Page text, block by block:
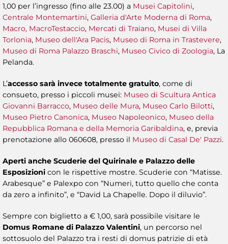
1,00 per l’ingresso (fino alle 23.00) a Musei Capitolini,
Centrale Montemartini, Galleria d'Arte Moderna di Roma,
Macro, MacroTestaccio, Mercati di Traiano, Musei di Villa
Torlonia, Museo dell'Ara Pacis, Museo di Roma in Trastevere,
Museo di Roma Palazzo Braschi, Museo Civico di Zoologia, La
Pelanda.
L’accesso sarà invece totalmente gratuito, come di
consueto, presso i piccoli musei: Museo di Scultura Antica
Giovanni Barracco, Museo delle Mura, Museo Carlo Bilotti,
Museo Pietro Canonica, Museo Napoleonico, Museo della
Repubblica Romana e della Memoria Garibaldina, e, previa
prenotazione allo 060608, presso il Museo di Casal De' Pazzi.
Aperti anche Scuderie del Quirinale e Palazzo delle
Esposizioni con le rispettive mostre. Scuderie con “Matisse.
Arabesque” e Palexpo con “Numeri, tutto quello che conta
da zero a infinito”, e “David La Chapelle. Dopo il diluvio”.
Sempre con biglietto a € 1,00, sarà possibile visitare le
Domus Romane di Palazzo Valentini, un percorso nel
sottosuolo del Palazzo tra i resti di domus patrizie di età